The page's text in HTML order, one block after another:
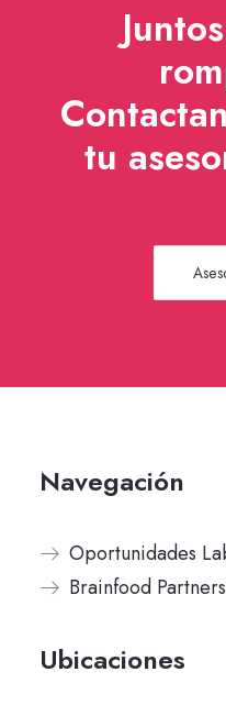
tu
Navegación
Oportunidades
Brainfood Partners
Ubicaciones